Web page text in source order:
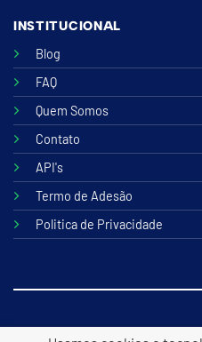
INSTITUCIONAL
Blog
FAQ
Quem Somos
Contato
API's
Termo de Adesão
Politica de Privacidade